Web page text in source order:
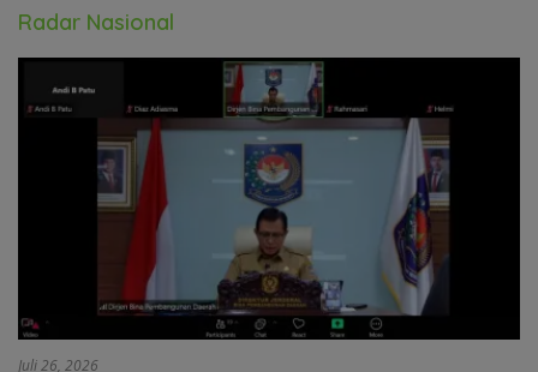
Radar Nasional
Juli 26, 2026